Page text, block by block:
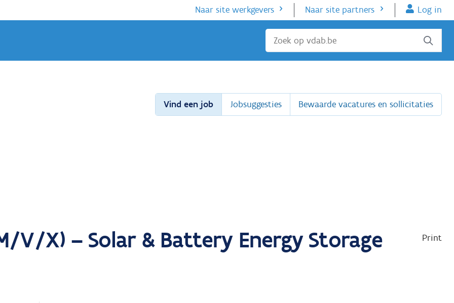
Naar site werkgevers Naar site partners Log in
Sluiten
Vind een job Jobsuggesties Bewaarde vacatures en sollicitaties
V/X) – Solar & Battery Energy Storage
Print